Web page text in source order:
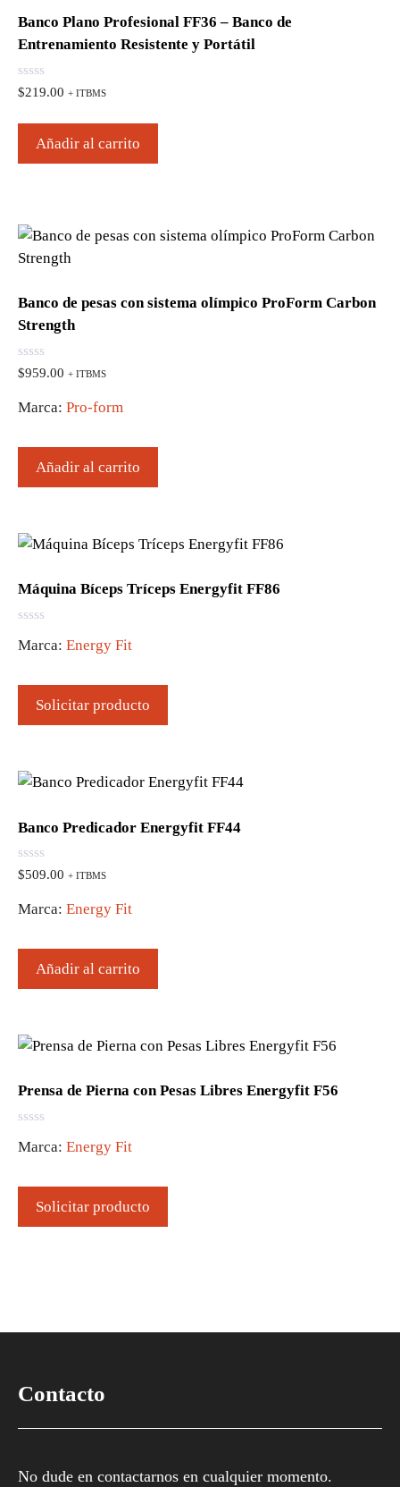
Banco Plano Profesional FF36 – Banco de
Entrenamiento Resistente y Portátil
0
d
5
$219.00 + ITBMS
Añadir al carrito
Banco de pesas con sistema olímpico ProForm Carbon
Strength
0
d
5
$959.00 + ITBMS
Marca: Pro-form
Añadir al carrito
Máquina Bíceps Tríceps Energyfit FF86
d
Marca: Energy Fit
Solicitar producto
Banco Predicador Energyfit FF44
0
d
5
$509.00 + ITBMS
Marca: Energy Fit
Añadir al carrito
Prensa de Pierna con Pesas Libres Energyfit F56
d
Marca: Energy Fit
Solicitar producto
Contacto
No dude en contactarnos en cualquier momento.